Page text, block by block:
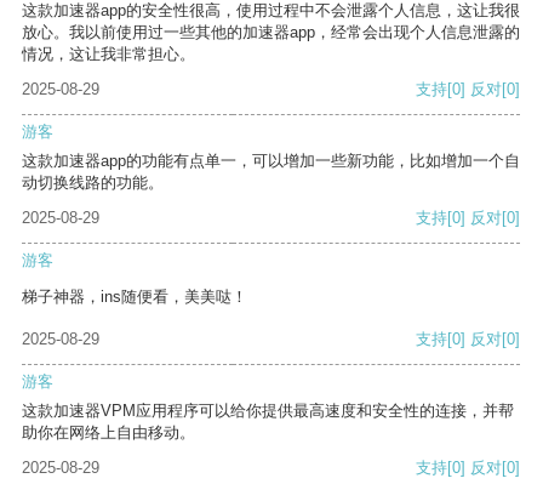
这款加速器app的安全性很高，使用过程中不会泄露个人信息，这让我很
放心。我以前使用过一些其他的加速器app，经常会出现个人信息泄露的
情况，这让我非常担心。
2025-08-29
支持[0] 反对[0]
游客
这款加速器app的功能有点单一，可以增加一些新功能，比如增加一个自
动切换线路的功能。
2025-08-29
支持[0] 反对[0]
游客
梯子神器，ins随便看，美美哒！
2025-08-29 支持[0] 反对[0]
游客
这款加速器VPM应用程序可以给你提供最高速度和安全性的连接，并帮
助你在网络上自由移动。
2025-08-29
支持[0] 反对[0]